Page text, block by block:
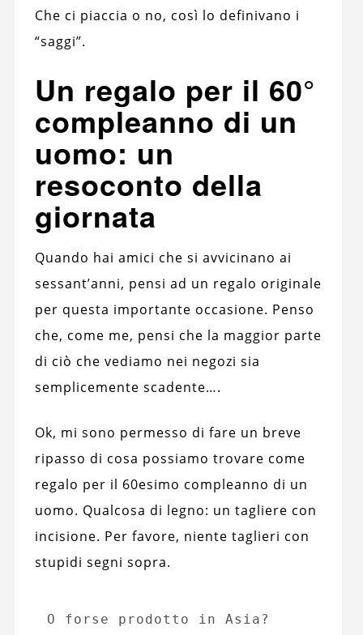
Che ci piaccia o no, così lo definivano i
“saggi”.
Un regalo per il 60°
compleanno di un
uomo: un
resoconto della
giornata
Quando hai amici che si avvicinano ai
sessant’anni, pensi ad un regalo originale
per questa importante occasione. Penso
che, come me, pensi che la maggior parte
di ciò che vediamo nei negozi sia
semplicemente scadente….
Ok, mi sono permesso di fare un breve
ripasso di cosa possiamo trovare come
regalo per il 60esimo compleanno di un
uomo. Qualcosa di legno: un tagliere con
incisione. Per favore, niente taglieri con
stupidi segni sopra.
O forse prodotto in Asia?